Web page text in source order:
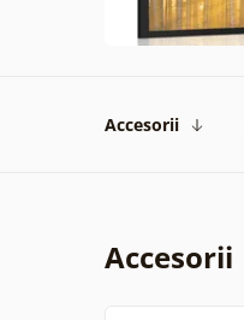
Accesorii
Accesorii